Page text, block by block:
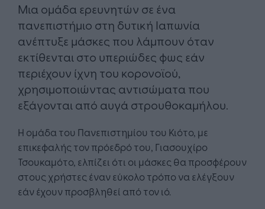
Μια ομάδα ερευνητών σε ένα
πανεπιστήμιο στη δυτική Ιαπωνία
ανέπτυξε μάσκες που λάμπουν όταν
εκτίθενται στο υπεριώδες φως εάν
περιέχουν ίχνη του κορονοϊού,
χρησιμοποιώντας αντισώματα που
εξάγονται από αυγά στρουθοκαμήλου.
Η ομάδα του Πανεπιστημίου του Κιότο, με
επικεφαλής τον πρόεδρό του, Γιασουχίρο
Τσουκαμότο, ελπίζει ότι οι μάσκες θα προσφέρουν
στους χρήστες έναν εύκολο τρόπο να ελέγξουν
εάν έχουν προσβληθεί από τον ιό.